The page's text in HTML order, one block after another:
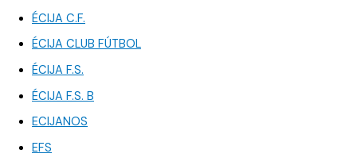
ÉCIJA C.F.
ÉCIJA CLUB FÚTBOL
ÉCIJA F.S.
ÉCIJA F.S. B
ECIJANOS
EFS